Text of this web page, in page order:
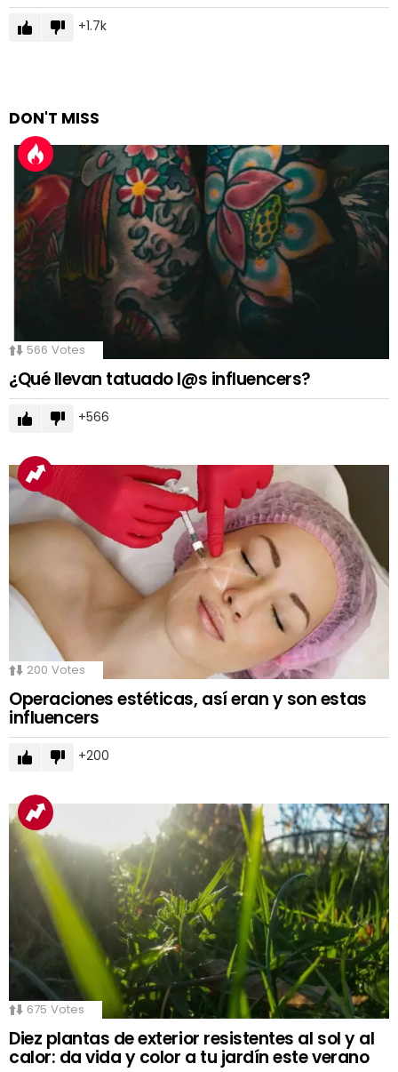
1.7k
DON'T MISS
566 Votes
¿Qué llevan tatuado l@s influencers?
566
200 Votes
Operaciones estéticas, así eran y son estas
influencers
200
675 Votes
Diez plantas de exterior resistentes al sol y al
calor: da vida y color a tu jardín este verano